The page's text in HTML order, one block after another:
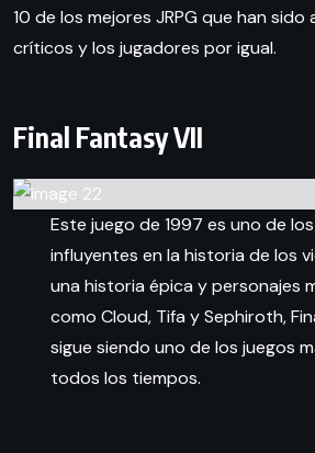
10 de los mejores JRPG que han
críticos y los jugadores por igual.
Final Fantasy VII
Este juego de 1997 es uno de
influyentes en la historia de los
una historia épica y personajes
como Cloud, Tifa y Sephiroth,
sigue siendo uno de los juegos
todos los tiempos.